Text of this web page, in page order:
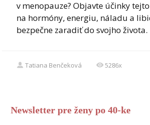
v menopauze? Objavte účinky
na hormóny, energiu, náladu a
bezpečne zaradiť do svojho života.
Tatiana Benčeková 5286x
Newsletter pre ženy po 40-ke